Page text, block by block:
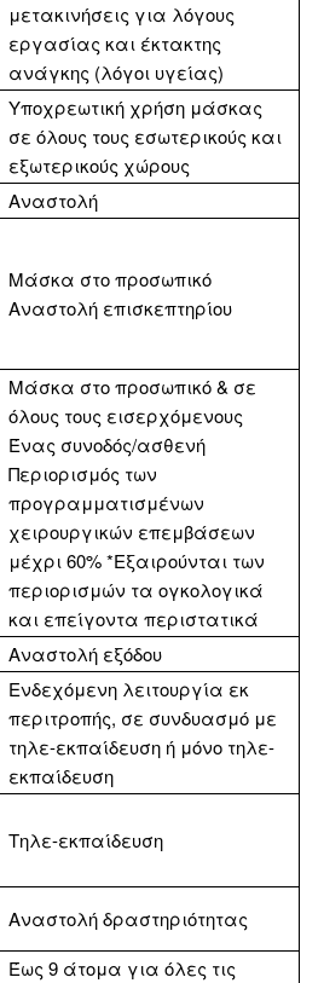
μετακινήσεις για λόγους
εργασίας και έκτακτης
ανάγκης (λόγοι υγείας)
Υποχρεωτική χρήση μάσκας
σε όλους τους εσωτερικούς και
εξωτερικούς χώρους
Αναστολή
Μάσκα στο προσωπικό
Αναστολή επισκεπτηρίου
Μάσκα στο προσωπικό & σε
όλους τους εισερχόμενους
Ένας συνοδός/ασθενή
Περιορισμός των
προγραμματισμένων
χειρουργικών επεμβάσεων
μέχρι 60% *Εξαιρούνται των
περιορισμών τα ογκολογικά
και επείγοντα περιστατικά
Αναστολή εξόδου
Ενδεχόμενη λειτουργία εκ
περιτροπής, σε συνδυασμό με
τηλε-εκπαίδευση ή μόνο τηλε-
εκπαίδευση
Τηλε-εκπαίδευση
Αναστολή δραστηριότητας
Έως 9 άτομα για όλες τις